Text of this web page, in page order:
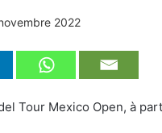
2022
Tour Mexico Open, à